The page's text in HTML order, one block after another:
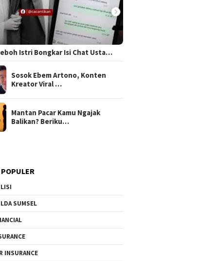
Istri Bongkar Isi Chat Usta…
Sosok Ebem Artono, Konten
Kreator Viral …
Mantan Pacar Kamu Ngajak
Balikan? Beriku…
SUMSEL
INSURANCE